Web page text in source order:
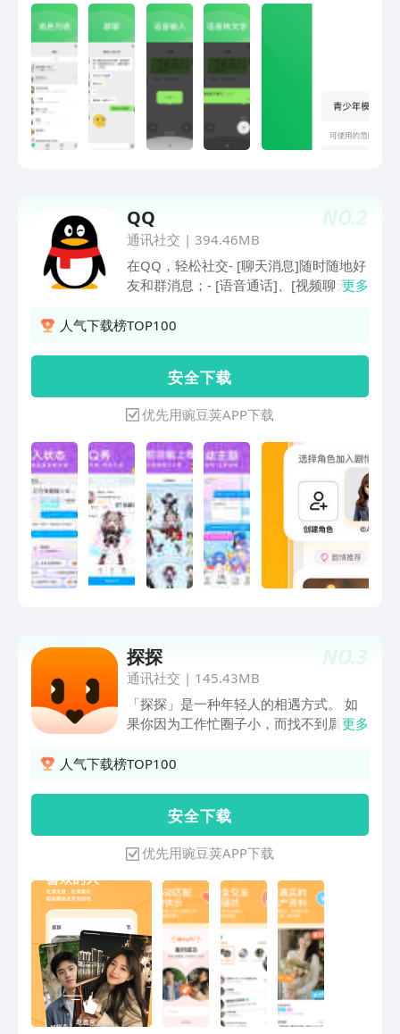
NO.2
QQ
通讯社交 | 394.46MB
在QQ，轻松社交- [聊天消息]随时随地好
友和群消息；- [语音通话]、[视频聊天]和
端互传，轻松便捷。在QQ，轻松生活-
款、网购一应俱全；- [关怀模式]大字
体、大图标，操作更简单，长辈使用更方
便。在QQ，轻松娱乐- [游戏中心]体验热
门手游乐趣，还有更多大神攻略分享；-
[个性装扮]各种主题、名片、彩铃、气
泡、挂件自由选。QQ将功能赋能，打造
轻松欢乐的社交、娱乐与生活体验。-----
联系我们-----如在使用过程中遇到任何问
题，请联系我们：- 在线帮助：进入QQ
设置 -> 关于QQ -> 帮助与反馈- 客服热
线：4006 700 700（服务时间：8:00 -
更多
人气下载榜TOP100
安 全 下 载
优先用豌豆荚APP下载
NO.3
探探
通讯社交 | 145.43MB
「探探」是一种年轻人的相遇方式。 如
果你因为工作忙圈子小，而找不到属于自
滑卡交友，左滑代表无感，右滑代表喜
之人。如果你喜欢的人恰好也喜欢了你，
你们将瞬间匹配开启一场彼此试探的相遇
大冒险。当然，如果没有匹配成功，你也
不必气馁，好看好玩的年轻人都在这儿，
总有一款适合你。 来探探，一起探索你
的恋爱旅程吧。 【产品特点】 心动匹
配，左滑不喜欢，右滑点个赞，配对无骚
扰，选择由自己。 附近动态，表达自我
没限制，吐槽发泄无压力。 擦肩而过，
懂你的人不在天边，就你身边。 蒙脸闪
聊，灵魂对话20句才能看见彼此，来一
场黑灯瞎火的大冒险。 这就是探探，这
更多
人气下载榜TOP100
安 全 下 载
优先用豌豆荚APP下载